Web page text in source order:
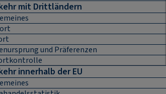
mit Drittländern
und Präferenzen
innerhalb der EU